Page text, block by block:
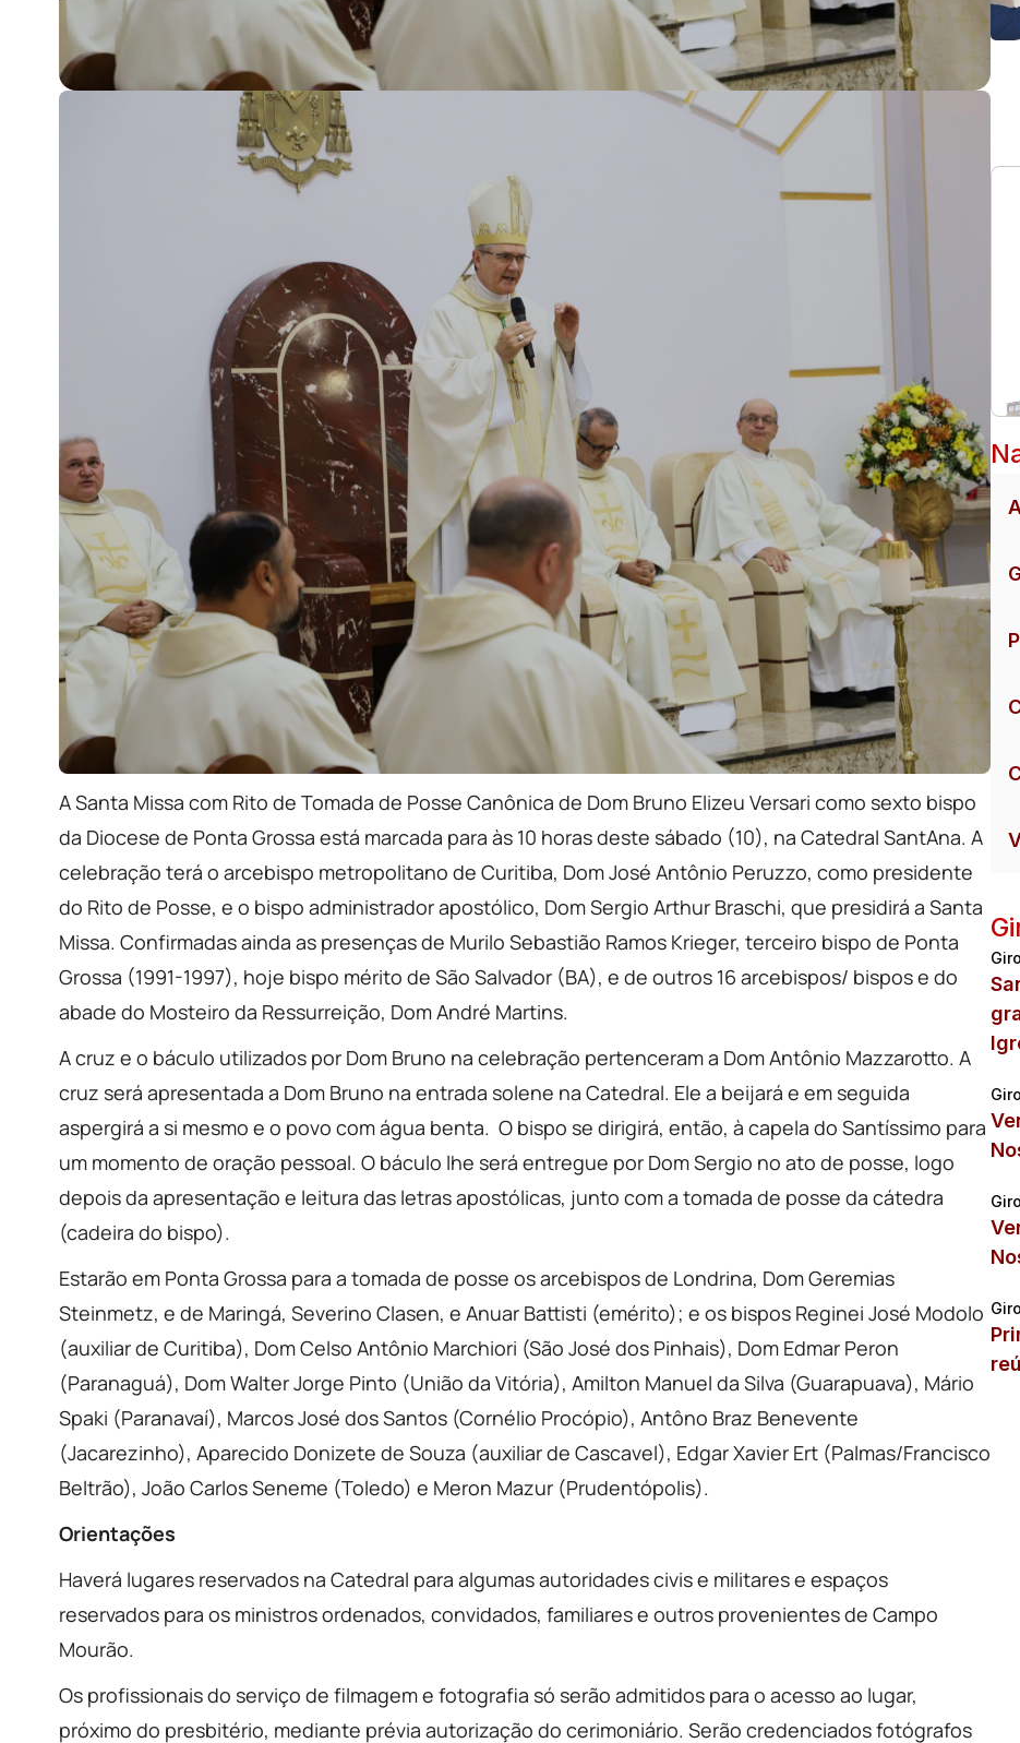
A Santa Missa com Rito de Tomada de Posse Canônica de Dom Bruno Elizeu Versari como sexto bispo
da Diocese de Ponta Grossa está marcada para às 10 horas deste sábado (10), na Catedral SantAna. A
celebração terá o arcebispo metropolitano de Curitiba, Dom José Antônio Peruzzo, como presidente
do Rito de Posse, e o bispo administrador apostólico, Dom Sergio Arthur Braschi, que presidirá a Santa
Missa. Confirmadas ainda as presenças de Murilo Sebastião Ramos Krieger, terceiro bispo de Ponta
Grossa (1991-1997), hoje bispo mérito de São Salvador (BA), e de outros 16 arcebispos/ bispos e do
abade do Mosteiro da Ressurreição, Dom André Martins.
A cruz e o báculo utilizados por Dom Bruno na celebração pertenceram a Dom Antônio Mazzarotto. A
cruz será apresentada a Dom Bruno na entrada solene na Catedral. Ele a beijará e em seguida
aspergirá a si mesmo e o povo com água benta. O bispo se dirigirá, então, à capela do Santíssimo para
um momento de oração pessoal. O báculo lhe será entregue por Dom Sergio no ato de posse, logo
depois da apresentação e leitura das letras apostólicas, junto com a tomada de posse da cátedra
(cadeira do bispo).
Estarão em Ponta Grossa para a tomada de posse os arcebispos de Londrina, Dom Geremias
Steinmetz, e de Maringá, Severino Clasen, e Anuar Battisti (emérito); e os bispos Reginei José Modolo
(auxiliar de Curitiba), Dom Celso Antônio Marchiori (São José dos Pinhais), Dom Edmar Peron
(Paranaguá), Dom Walter Jorge Pinto (União da Vitória), Amilton Manuel da Silva (Guarapuava), Mário
Spaki (Paranavaí), Marcos José dos Santos (Cornélio Procópio), Antôno Braz Benevente
(Jacarezinho), Aparecido Donizete de Souza (auxiliar de Cascavel), Edgar Xavier Ert (Palmas/Francisco
Beltrão), João Carlos Seneme (Toledo) e Meron Mazur (Prudentópolis).
Orientações
Haverá lugares reservados na Catedral para algumas autoridades civis e militares e espaços
reservados para os ministros ordenados, convidados, familiares e outros provenientes de Campo
Mourão.
Os profissionais do serviço de filmagem e fotografia só serão admitidos para o acesso ao lugar,
próximo do presbitério, mediante prévia autorização do cerimoniário. Serão credenciados fotógrafos